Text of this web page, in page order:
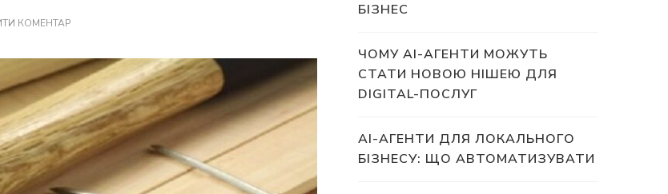
КОМЕНТАРДО
ЯК
БІЗНЕС
БІЗНЕС
ЧОМУ AI-АГЕНТИ МОЖУТЬ
СТАТИ НОВОЮ НІШЕЮ ДЛЯ
DIGITAL-ПОСЛУГ
AI-АГЕНТИ ДЛЯ ЛОКАЛЬНОГО
БІЗНЕСУ: ЩО АВТОМАТИЗУВАТИ